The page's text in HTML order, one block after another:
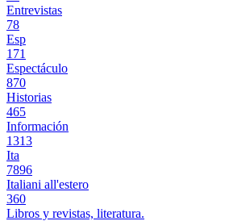
Entrevistas
78
Esp
171
Espectáculo
870
Historias
465
Información
1313
Ita
7896
Italiani all'estero
360
Libros y revistas, literatura.